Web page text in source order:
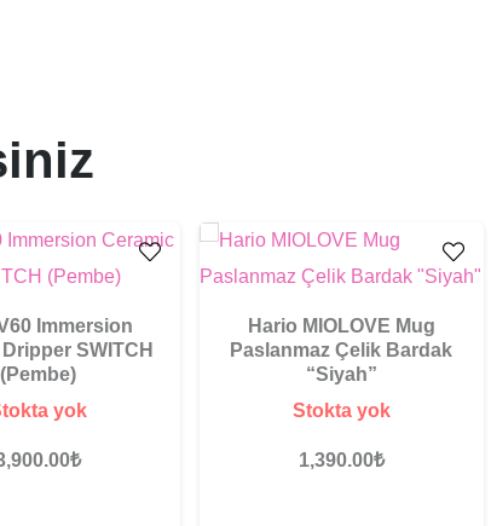
Immersion
SWITCH
(Pembe)
yok
₺
Hario MIOLOVE Mug
Paslanmaz Çelik Bardak
“Siyah”
Stokta yok
1,390.00₺